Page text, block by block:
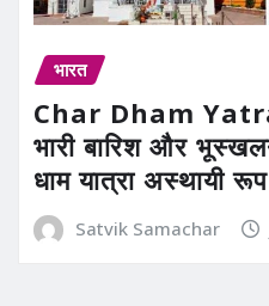
भारत
Char Dham
भारी बारिश और
धाम यात्रा अस्थायी
Satvik Samachar